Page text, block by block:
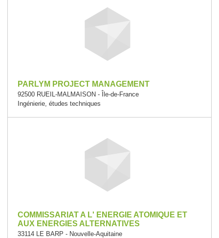
PARLYM PROJECT MANAGEMENT
92500 RUEIL-MALMAISON - Île-de-France
Ingénierie, études techniques
COMMISSARIAT A L' ENERGIE ATOMIQUE ET
AUX ENERGIES ALTERNATIVES
33114 LE BARP - Nouvelle-Aquitaine